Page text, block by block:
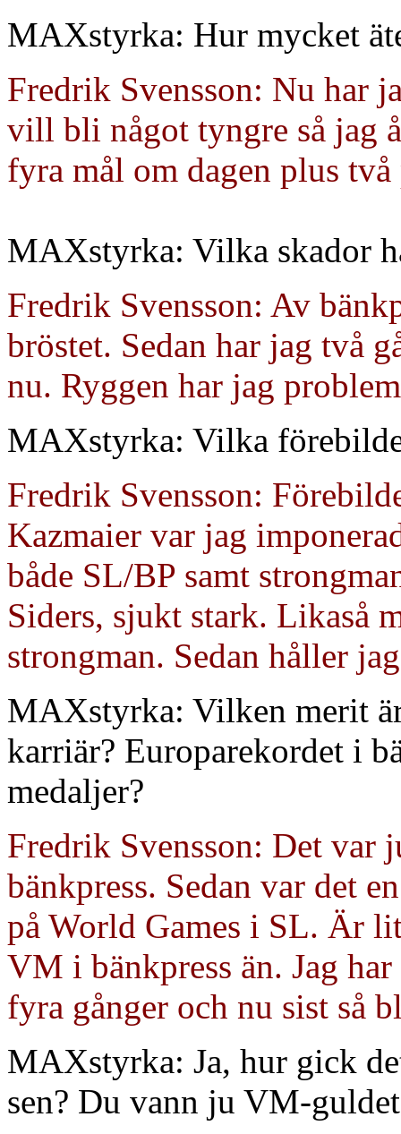
MAXstyrka: Hur mycket
Fredrik Svensson: Nu har
vill bli något tyngre så jag
fyra mål om dagen plus
MAXstyrka: Vilka skador
Fredrik Svensson: Av
bröstet. Sedan har jag två
nu. Ryggen har jag
MAXstyrka: Vilka
Fredrik Svensson:
Kazmaier var jag
både SL/BP samt
Siders, sjukt stark. Likaså
strongman. Sedan håller
MAXstyrka: Vilken merit
karriär? Europarekordet i
medaljer?
Fredrik Svensson: Det var
bänkpress. Sedan var det
på World Games i SL. Är
VM i bänkpress än. Jag
fyra gånger och nu sist så
MAXstyrka: Ja, hur gick
sen? Du vann ju VM-